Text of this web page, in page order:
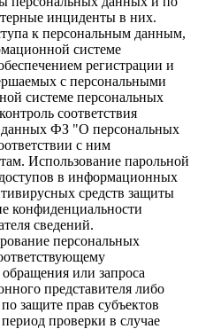
инциденты в них.
к персональным данным,
системе
регистрации и
с персональными
системе персональных
соответствия
данных ФЗ "О персональных
с ним
Использование парольной
в информационных
средств защиты
конфиденциальности
сведений.
персональных
или запроса
представителя либо
защите прав субъектов
проверки в случае